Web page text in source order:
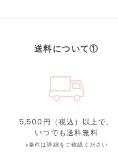
送料について①
5,500円（税込）以上で、
いつでも送料無料
※条件は詳細をご確認ください